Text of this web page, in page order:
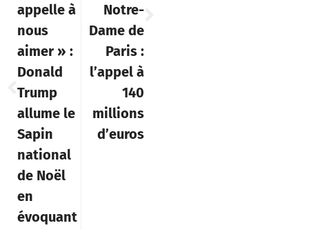
appelle à
nous
aimer » :
Donald
Trump
allume le
Sapin
national
de Noël
en
évoquant
Notre-
Dame de
Paris :
l’appel à
140
millions
d’euros